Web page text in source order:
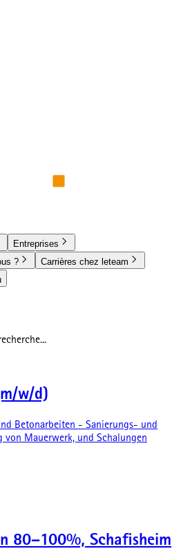
Entreprises
?
Carrières chez leteam
w/d)
Betonarbeiten - Sanierungs- und
Mauerwerk, und Schalungen
80–100%, Schafisheim